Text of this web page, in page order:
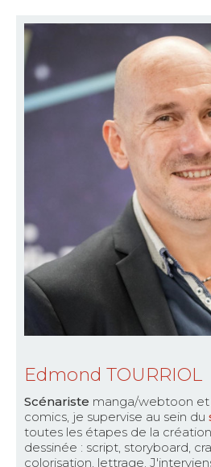
Edmond TOURRIOL
Scénariste manga/webtoon et
comics, je supervise au sein du
toutes les étapes de la
dessinée : script, storyboard,
colorisation, lettrage.